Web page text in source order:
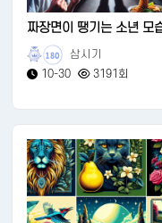
짜장면이 땡기는 소년 모
180
삼시기
10-30
3191회